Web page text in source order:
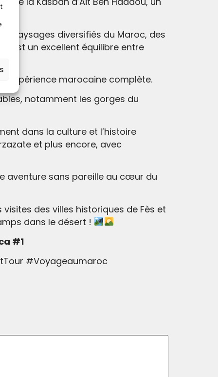
paysages diversifiés du Maroc, des
est un excellent équilibre entre
expérience marocaine complète.
notamment les gorges du
dans la culture et l’histoire
et plus encore, avec
aventure sans pareille au cœur du
des villes historiques de Fès et
dans le désert !
#1
#Voyageaumaroc